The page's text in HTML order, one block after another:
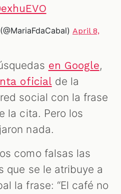
April 8,
en Google,
oficialde la
social con la frase
la cita. Pero los
nada.
como falsas las
que se le atribuye a
la frase: “El café no